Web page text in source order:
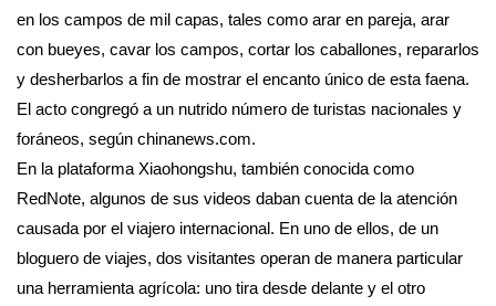
en los campos de mil capas, tales como arar en pareja, arar
con bueyes, cavar los campos, cortar los caballones, repararlos
y desherbarlos a fin de mostrar el encanto único de esta faena.
El acto congregó a un nutrido número de turistas nacionales y
foráneos, según chinanews.com.
En la plataforma Xiaohongshu, también conocida como
RedNote, algunos de sus videos daban cuenta de la atención
causada por el viajero internacional. En uno de ellos, de un
bloguero de viajes, dos visitantes operan de manera particular
una herramienta agrícola: uno tira desde delante y el otro